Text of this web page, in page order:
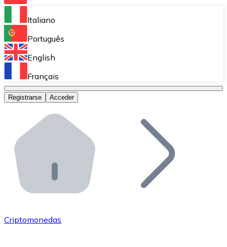
Bitnovo Ramp
Integra nuestra solución en tu plataforma.
Bitnovo Giftcards
Bitnovo OTC
Bitnovo ATM
Integra un ATM Bitnovo en tu negocio y permite que
Bitnovo API
Integra nuestra API en tu ecosistema.
Únete a nuestra red de distribuidores.
Italiano
Português
English
Français
Registrarse Acceder
Criptomonedas